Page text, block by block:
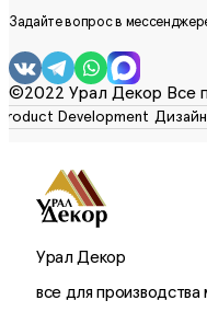
Задайте вопрос в
©2022 Урал Декор Все
Урал Декор
все для производства